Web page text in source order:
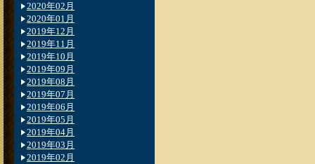
2020年02月
2020年01月
2019年12月
2019年11月
2019年10月
2019年09月
2019年08月
2019年07月
2019年06月
2019年05月
2019年04月
2019年03月
2019年02月